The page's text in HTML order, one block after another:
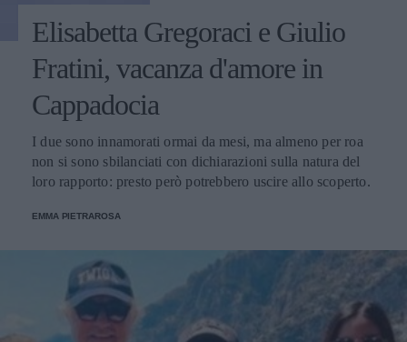
Elisabetta Gregoraci e Giulio
Fratini, vacanza d'amore in
Cappadocia
I due sono innamorati ormai da mesi, ma almeno per roa
non si sono sbilanciati con dichiarazioni sulla natura del
loro rapporto: presto però potrebbero uscire allo scoperto.
EMMA PIETRAROSA